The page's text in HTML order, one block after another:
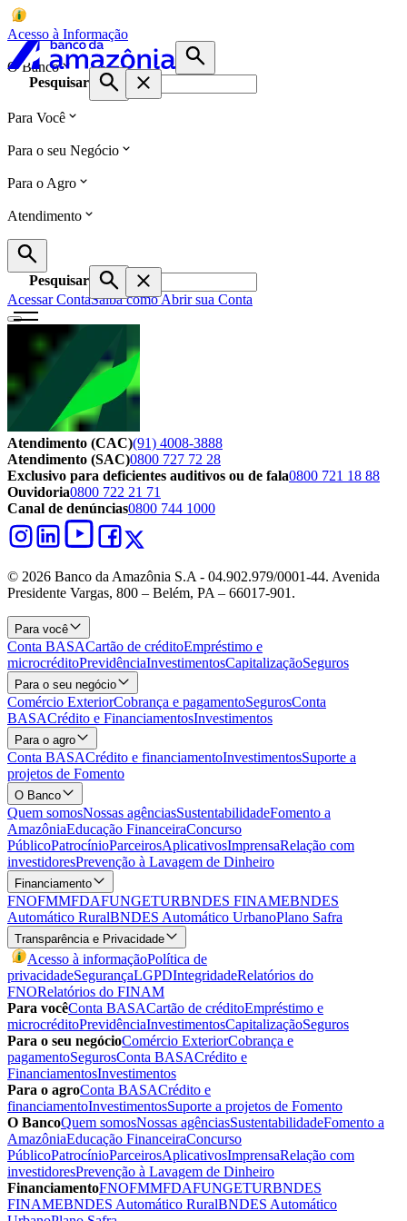
Acesso à Informação
O Banco
Pesquisar
Para Você
Para o seu Negócio
Para o Agro
Atendimento
Pesquisar
Acessar ContaSaiba como Abrir sua Conta
Atendimento (CAC)(91) 4008-3888
Atendimento (SAC)0800 727 72 28
Exclusivo para deficientes auditivos ou de fala0800 721 18 88
Ouvidoria0800 722 21 71
Canal de denúncias0800 744 1000
© 2026 Banco da Amazônia S.A - 04.902.979/0001‐44. Avenida
Presidente Vargas, 800 – Belém, PA – 66017-901.
Para você
Conta BASACartão de créditoEmpréstimo e
microcréditoPrevidênciaInvestimentosCapitalizaçãoSeguros
Para o seu negócio
Comércio ExteriorCobrança e pagamentoSegurosConta
BASACrédito e FinanciamentosInvestimentos
Para o agro
Conta BASACrédito e financiamentoInvestimentosSuporte a
projetos de Fomento
O Banco
Quem somosNossas agênciasSustentabilidadeFomento a
AmazôniaEducação FinanceiraConcurso
PúblicoPatrocínioParceirosAplicativosImprensaRelação com
investidoresPrevenção à Lavagem de Dinheiro
Financiamento
FNOFMMFDAFUNGETURBNDES FINAMEBNDES
Automático RuralBNDES Automático UrbanoPlano Safra
Transparência e Privacidade
Acesso à informaçãoPolítica de
privacidadeSegurançaLGPDIntegridadeRelatórios do
FNORelatórios do FINAM
Para vocêConta BASACartão de créditoEmpréstimo e
microcréditoPrevidênciaInvestimentosCapitalizaçãoSeguros
Para o seu negócioComércio ExteriorCobrança e
pagamentoSegurosConta BASACrédito e
FinanciamentosInvestimentos
Para o agroConta BASACrédito e
financiamentoInvestimentosSuporte a projetos de Fomento
O BancoQuem somosNossas agênciasSustentabilidadeFomento a
AmazôniaEducação FinanceiraConcurso
PúblicoPatrocínioParceirosAplicativosImprensaRelação com
investidoresPrevenção à Lavagem de Dinheiro
FinanciamentoFNOFMMFDAFUNGETURBNDES
FINAMEBNDES Automático RuralBNDES Automático